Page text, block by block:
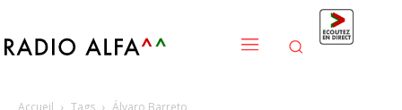
Accueil Tags Álvaro Barreto